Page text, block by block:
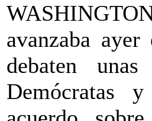
avanzaba
debaten
Demócratas